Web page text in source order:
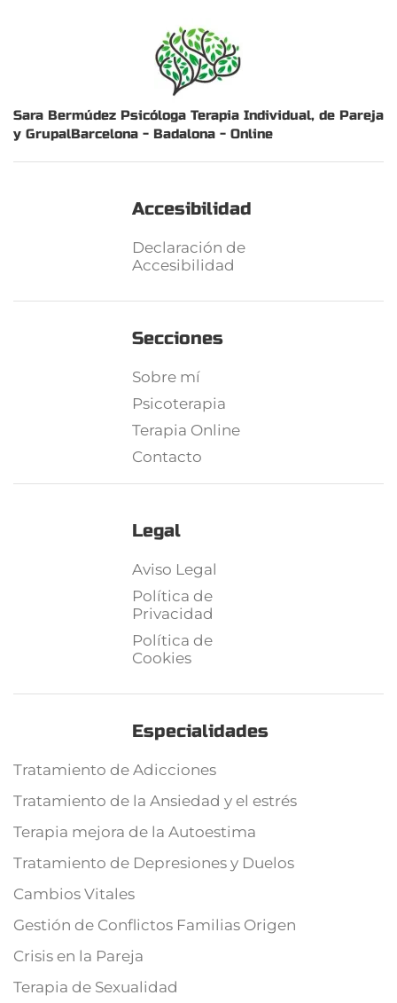
Sara Bermúdez Psicóloga Terapia Individual, de Pareja
y GrupalBarcelona - Badalona - Online
Accesibilidad
Declaración de
Accesibilidad
Secciones
Sobre mí
Psicoterapia
Terapia Online
Contacto
Legal
Aviso Legal
Política de
Privacidad
Política de
Cookies
Especialidades
Tratamiento de Adicciones
Tratamiento de la Ansiedad y el estrés
Terapia mejora de la Autoestima
Tratamiento de Depresiones y Duelos
Cambios Vitales
Gestión de Conflictos Familias Origen
Crisis en la Pareja
Terapia de Sexualidad